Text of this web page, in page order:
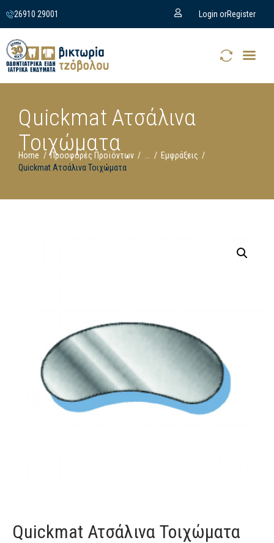
26910 29001 Login orRegister
Quickmat Ατσάλινα
Τοιχώματα
Home Προσφορές Προϊόντων ...
Εμφράξεις
Quickmat Ατσάλινα Τοιχώματα
Quickmat Ατσάλινα Τοιχώματα